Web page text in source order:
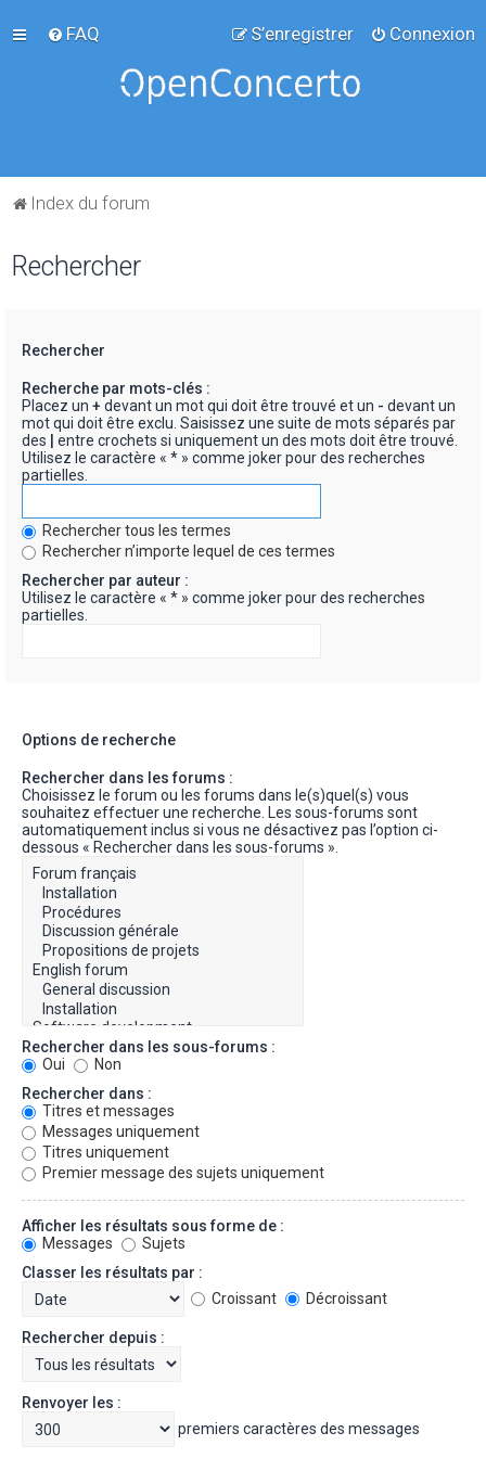
FAQ Connexion
S’enregistrer
Index du forum
Rechercher
Rechercher
Recherche par mots-clés :
Placez un + devant un mot qui doit être trouvé et un - devant un
mot qui doit être exclu. Saisissez une suite de mots séparés par
des
entre crochets si uniquement un des mots doit être trouvé.
Utilisez le caractère « * » comme joker pour des recherches
partielles.
Rechercher tous les termes
Rechercher n’importe lequel de ces termes
Rechercher par auteur :
Utilisez le caractère « * » comme joker pour des recherches
partielles.
Options de recherche
Rechercher dans les forums :
Choisissez le forum ou les forums dans le(s)quel(s) vous
souhaitez effectuer une recherche. Les sous-forums sont
automatiquement inclus si vous ne désactivez pas l’option ci-
dessous « Rechercher dans les sous-forums ».
Rechercher dans les sous-forums :
Oui
Non
Rechercher dans :
Titres et messages
Messages uniquement
Titres uniquement
Premier message des sujets uniquement
Afficher les résultats sous forme de :
Messages
Sujets
Classer les résultats par :
Croissant
Décroissant
Rechercher depuis :
Renvoyer les :
premiers caractères des messages